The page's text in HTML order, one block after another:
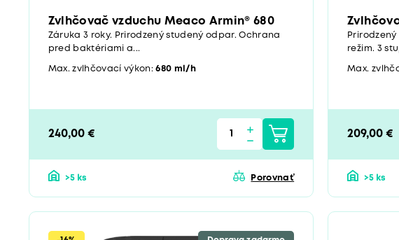
Zvlhčovač vzduchu Meaco Armin® 680
Záruka 3 roky. Prirodzený studený odpar. Ochrana
pred baktériami a...
Max. zvlhčovací výkon:680 ml/h
240,00 €
>5 ks Porovnať
režim. 3
Max.
209,00 €
>5 ks